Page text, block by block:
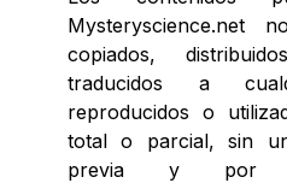
Mysteryscience.net
copiados,
traducidos a
reproducidos o
total o parcial, sin
previa y por